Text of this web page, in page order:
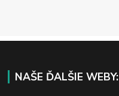
NAŠE ĎALŠIE WEBY: